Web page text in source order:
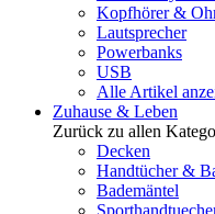
Kopfhörer &
Lautsprecher
Powerbanks
USB
Alle Artikel
Zuhause & Leben
Zurück zu allen
Decken
Handtücher &
Bademäntel